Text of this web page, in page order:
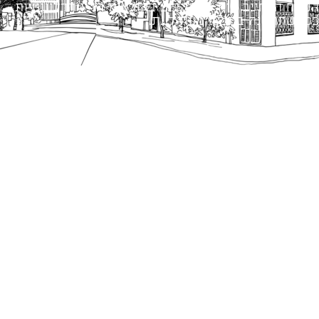
הנוסח המחייב הוא זה הקבוע בהוראות הדין הרלוונטיות
כפי שתהיינה בתוקף מעת לעת.